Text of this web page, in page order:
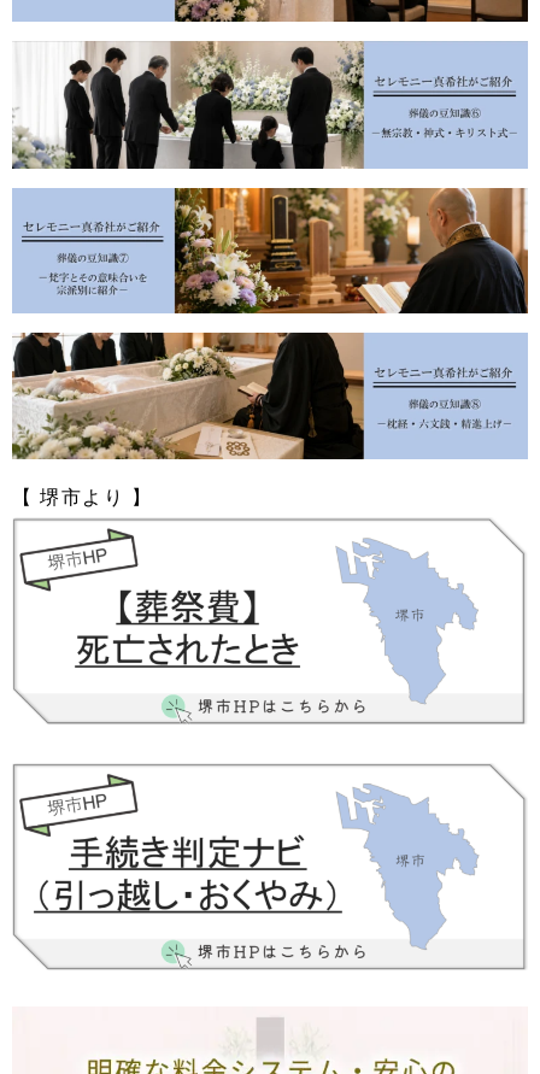
【 堺市より 】